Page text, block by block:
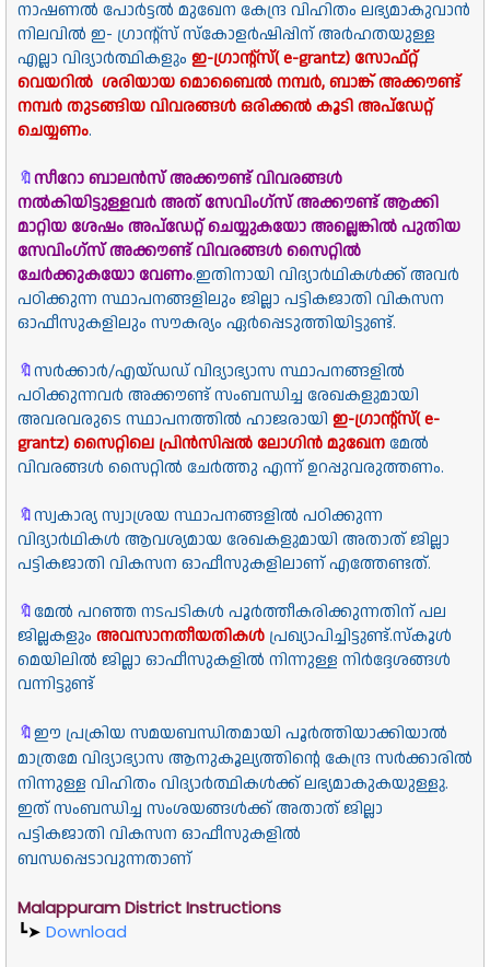
നാഷണൽ പോർട്ടൽ മുഖേന കേന്ദ്ര വിഹിതം ലഭ്യമാകുവാൻ
നിലവിൽ ഇ- ഗ്രാൻ്റ്സ് സ്കോളർഷിപ്പിന് അർഹതയുള്ള
എല്ലാ വിദ്യാർത്ഥികളും ഇ-ഗ്രാന്റ്സ്(e-grantz)സോഫ്റ്റ്
വെയറിൽ ശരിയായ മൊബൈൽ നമ്പർ, ബാങ്ക് അക്കൗണ്ട്
നമ്പർ തുടങ്ങിയ വിവരങ്ങൾ ഒരിക്കൽ കൂടി അപ്‌ഡേറ്റ്
ചെയ്യണം.
🔖സീറോ ബാലൻസ് അക്കൗണ്ട് വിവരങ്ങൾ
നൽകിയിട്ടുള്ളവർ അത് സേവിംഗ്സ് അക്കൗണ്ട് ആക്കി
മാറ്റിയ ശേഷം അപ്ഡേറ്റ് ചെയ്യുകയോ അല്ലെങ്കിൽ പുതിയ
സേവിംഗ്സ് അക്കൗണ്ട് വിവരങ്ങൾ സൈറ്റിൽ
ചേർക്കുകയോ വേണം.ഇതിനായി വിദ്യാർഥികൾക്ക് അവർ
പഠിക്കുന്ന സ്ഥാപനങ്ങളിലും ജില്ലാ പട്ടികജാതി വികസന
ഓഫീസുകളിലും സൗകര്യം ഏർപ്പെടുത്തിയിട്ടുണ്ട്.
🔖സർക്കാർ/എയ്ഡഡ് വിദ്യാഭ്യാസ സ്ഥാപനങ്ങളിൽ
പഠിക്കുന്നവർ അക്കൗണ്ട് സംബന്ധിച്ച രേഖകളുമായി
അവരവരുടെ സ്ഥാപനത്തിൽ ഹാജരായി ഇ-ഗ്രാന്റ്സ്(e-
grantz)സൈറ്റിലെ പ്രിൻസിപ്പൽ ലോഗിൻ മുഖേനമേൽ
വിവരങ്ങൾ സൈറ്റിൽ ചേർത്തു എന്ന് ഉറപ്പുവരുത്തണം.
🔖സ്വകാര്യ സ്വാശ്രയ സ്ഥാപനങ്ങളിൽ പഠിക്കുന്ന
വിദ്യാർഥികൾ ആവശ്യമായ രേഖകളുമായി അതാത് ജില്ലാ
പട്ടികജാതി വികസന ഓഫീസുകളിലാണ് എത്തേണ്ടത്.
🔖മേൽ പറഞ്ഞ നടപടികൾ പൂർത്തീകരിക്കുന്നതിന് പല
ജില്ലകളും അവസാനതീയതികൾ പ്രഖ്യാപിച്ചിട്ടുണ്ട്.സ്കൂൾ
മെയിലിൽ ജില്ലാ ഓഫീസുകളിൽ നിന്നുള്ള നിർദ്ദേശങ്ങൾ
വന്നിട്ടുണ്ട്
🔖ഈ പ്രക്രിയ സമയബന്ധിതമായി പൂർത്തിയാക്കിയാൽ
മാത്രമേ വിദ്യാഭ്യാസ ആനുകൂല്യത്തിന്റെ കേന്ദ്ര സർക്കാരിൽ
നിന്നുള്ള വിഹിതം വിദ്യാർത്ഥികൾക്ക് ലഭ്യമാകുകയുള്ളു.
ഇത് സംബന്ധിച്ച സംശയങ്ങൾക്ക് അതാത് ജില്ലാ
പട്ടികജാതി വികസന ഓഫീസുകളിൽ
ബന്ധപ്പെടാവുന്നതാണ്
Malappuram District Instructions
┗➤ Download